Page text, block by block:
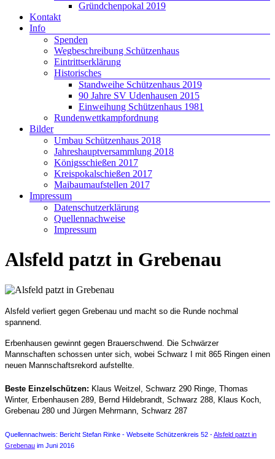
Gründchenpokal 2019
Kontakt
Info
Spenden
Wegbeschreibung Schützenhaus
Eintrittserklärung
Historisches
Standweihe Schützenhaus 2019
90 Jahre SV Udenhausen 2015
Einweihung Schützenhaus 1981
Rundenwettkampfordnung
Bilder
Umbau Schützenhaus 2018
Jahreshauptversammlung 2018
Königsschießen 2017
Kreispokalschießen 2017
Maibaumaufstellen 2017
Impressum
Datenschutzerklärung
Quellennachweise
Impressum
Alsfeld patzt in Grebenau
Alsfeld verliert gegen Grebenau und macht so die Runde nochmal
spannend.
Erbenhausen gewinnt gegen Brauerschwend. Die Schwärzer
Mannschaften schossen unter sich, wobei Schwarz I mit 865 Ringen einen
neuen Mannschaftsrekord aufstellte.
Beste Einzelschützen: Klaus Weitzel, Schwarz 290 Ringe, Thomas
Winter, Erbenhausen 289, Bernd Hildebrandt, Schwarz 288, Klaus Koch,
Grebenau 280 und Jürgen Mehrmann, Schwarz 287
Quellennachweis: Bericht Stefan Rinke - Webseite Schützenkreis 52 -Alsfeld patzt in
Grebenau im Juni 2016